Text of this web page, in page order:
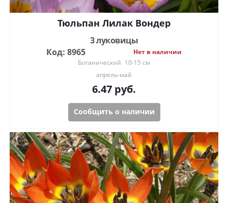
Тюльпан Лилак Вондер
3 луковицы
Код: 8965
Нет в наличии
Ботанический 10-15 см
апрель-май
6.47 руб.
Сообщить о наличии